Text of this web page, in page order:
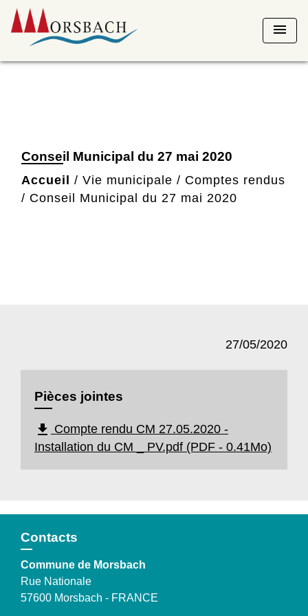
menu
Conseil Municipal du 27 mai 2020
Accueil / Vie municipale / Comptes rendus
/ Conseil Municipal du 27 mai 2020
27/05/2020
Pièces jointes
file_download Compte rendu CM 27.05.2020 -
Installation du CM _ PV.pdf (PDF - 0.41Mo)
Contacts
Commune de Morsbach
Rue Nationale
57600 Morsbach - FRANCE